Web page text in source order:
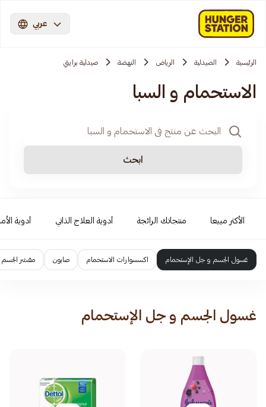
عربي
الرئيسية الصيدلية الرياض النهضة صيدلية برايتي
الاستحمام و السبا
ابحث
الأكثر مبيعا منتجاتك الرائجة أدوية العلاج الذاتي أدوية
غسول الجسم و جل الإستحمام اكسسوارات الاستحمام صابون مقشر الجسم
غسول الجسم و جل الإستحمام